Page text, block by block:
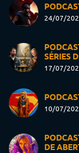
24/07/
SÉRIES
17/07/
10/07/
DE